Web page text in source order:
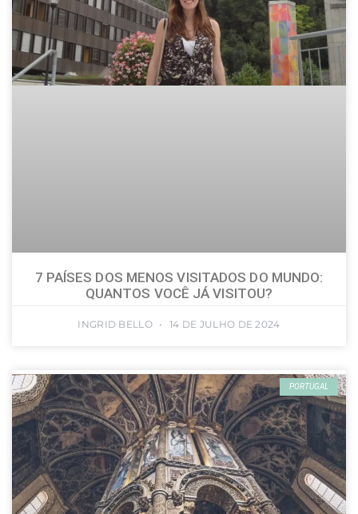
7 PAÍSES DOS MENOS VISITADOS DO MUNDO:
QUANTOS VOCÊ JÁ VISITOU?
INGRID BELLO 14 DE JULHO DE 2024
PORTUGAL